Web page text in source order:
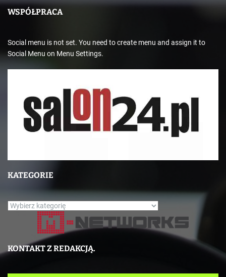
WSPÓŁPRACA
Social menu is not set. You need to create menu and assign it to
Social Menu on Menu Settings.
KATEGORIE
K
e
g
KONTAKT Z REDAKCJĄ.